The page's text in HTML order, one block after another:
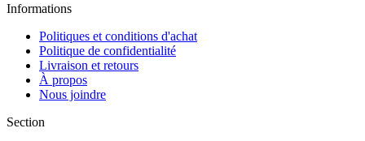
Informations
Politiques et conditions d'achat
Politique de confidentialité
Livraison et retours
À propos
Nous joindre
Section